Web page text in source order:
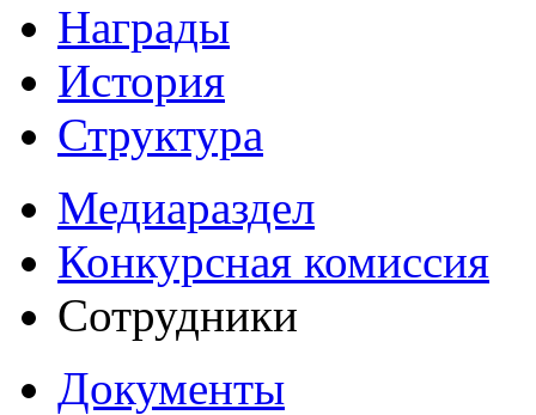
Награды
История
Структура
Медиараздел
Конкурсная комиссия
Сотрудники
Документы